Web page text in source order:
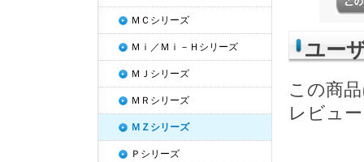
ユー
この商
レビュ
ＭＣシリーズ
Ｍｉ／Ｍｉ－Ｈシリーズ
ＭＪシリーズ
ＭＲシリーズ
ＭＺシリーズ
Ｐシリーズ